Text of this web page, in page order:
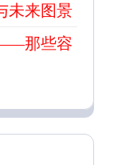
未来图景
那些容